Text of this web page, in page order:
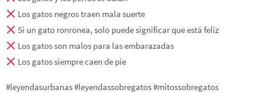
Los gatos negros traen mala suerte
Si un gato ronronea, solo puede significar que está feliz
Los gatos son malos para las embarazadas
Los gatos siempre caen de pie
#leyendasurbanas #leyendassobregatos #mitossobregatos